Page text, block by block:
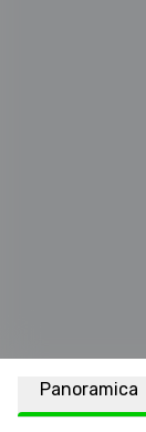
Panoramica